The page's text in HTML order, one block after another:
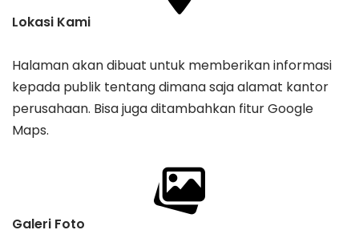
Lokasi Kami
Halaman akan dibuat untuk memberikan informasi
kepada publik tentang dimana saja alamat kantor
perusahaan. Bisa juga ditambahkan fitur Google
Maps.
Galeri Foto